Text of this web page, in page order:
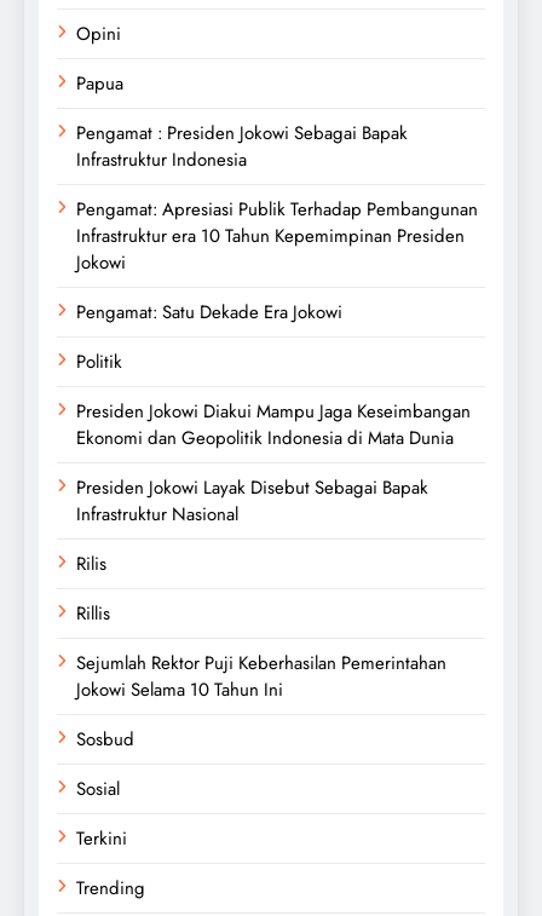
Opini
Papua
Pengamat : Presiden Jokowi Sebagai Bapak
Infrastruktur Indonesia
Pengamat: Apresiasi Publik Terhadap Pembangunan
Infrastruktur era 10 Tahun Kepemimpinan Presiden
Jokowi
Pengamat: Satu Dekade Era Jokowi
Politik
Presiden Jokowi Diakui Mampu Jaga Keseimbangan
Ekonomi dan Geopolitik Indonesia di Mata Dunia
Presiden Jokowi Layak Disebut Sebagai Bapak
Infrastruktur Nasional
Rilis
Rillis
Sejumlah Rektor Puji Keberhasilan Pemerintahan
Jokowi Selama 10 Tahun Ini
Sosbud
Sosial
Terkini
Trending